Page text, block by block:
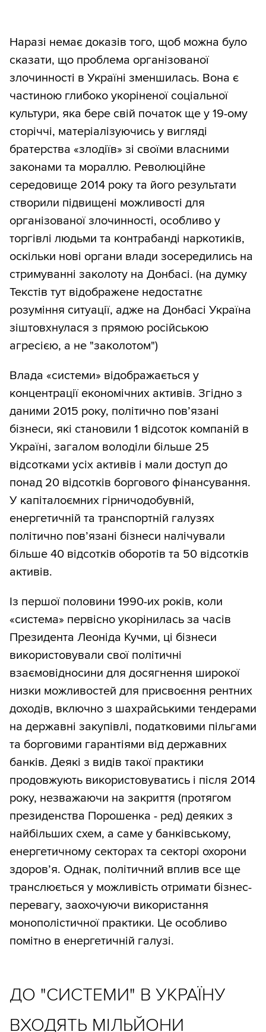
Наразі немає доказів того, щоб можна було
сказати, що проблема організованої
злочинності в Україні зменшилась. Вона є
частиною глибоко укоріненої соціальної
культури, яка бере свій початок ще у 19-ому
сторіччі, матеріалізуючись у вигляді
братерства «злодіїв» зі своїми власними
законами та мораллю. Революційне
середовище 2014 року та його результати
створили підвищені можливості для
організованої злочинності, особливо у
торгівлі людьми та контрабанді наркотиків,
оскільки нові органи влади зосередились на
стримуванні заколоту на Донбасі. (на думку
Текстів тут відображене недостатнє
розуміння ситуації, адже на Донбасі Україна
зіштовхнулася з прямою російською
агресією, а не "заколотом")
Влада «системи» відображається у
концентрації економічних активів. Згідно з
даними 2015 року, політично пов’язані
бізнеси, які становили 1 відсоток компаній в
Україні, загалом володіли більше 25
відсотками усіх активів і мали доступ до
понад 20 відсотків боргового фінансування.
У капіталоємних гірничодобувній,
енергетичній та транспортній галузях
політично пов’язані бізнеси налічували
більше 40 відсотків оборотів та 50 відсотків
активів.
Із першої половини 1990-их років, коли
«система» первісно укорінилась за часів
Президента Леоніда Кучми, ці бізнеси
використовували свої політичні
взаємовідносини для досягнення широкої
низки можливостей для присвоєння рентних
доходів, включно з шахрайськими тендерами
на державні закупівлі, податковими пільгами
та борговими гарантіями від державних
банків. Деякі з видів такої практики
продовжують використовуватись і після 2014
року, незважаючи на закриття (протягом
президенства Порошенка - ред) деяких з
найбільших схем, а саме у банківському,
енергетичному секторах та секторі охорони
здоров’я. Однак, політичний вплив все ще
транслюється у можливість отримати бізнес-
перевагу, заохочуючи використання
монополістичної практики. Це особливо
помітно в енергетичній галузі.
ДО "СИСТЕМИ" В УКРАЇНУ
ВХОДЯТЬ МІЛЬЙОНИ